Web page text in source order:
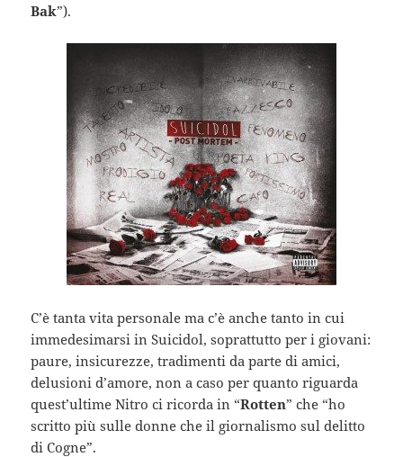
Bak”).
C’è tanta vita personale ma c’è anche tanto in cui
immedesimarsi in Suicidol, soprattutto per i giovani:
paure, insicurezze, tradimenti da parte di amici,
delusioni d’amore, non a caso per quanto riguarda
quest’ultime Nitro ci ricorda in “Rotten” che “ho
scritto più sulle donne che il giornalismo sul delitto
di Cogne”.